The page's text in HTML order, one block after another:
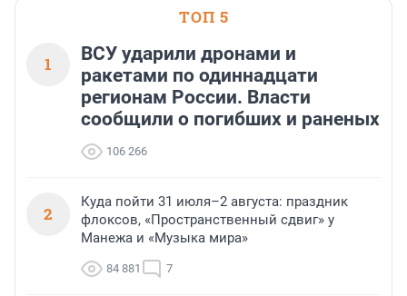
ТОП 5
1
ВСУ ударили дронами и
ракетами по одиннадцати
регионам России. Власти
сообщили о погибших и раненых
106 266
2
Куда пойти 31 июля–2 августа: праздник
флоксов, «Пространственный сдвиг» у
Манежа и «Музыка мира»
84 881 7